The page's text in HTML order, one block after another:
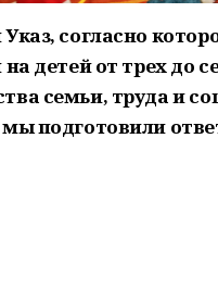
согласно
детей от трех до
семьи, труда и
подготовили